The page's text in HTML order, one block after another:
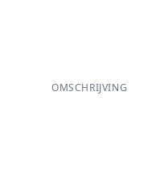
OMSCHRIJVING